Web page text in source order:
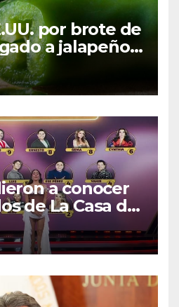
por brote de
a jalapeños
345
a conocer
de La Casa de
2026 en